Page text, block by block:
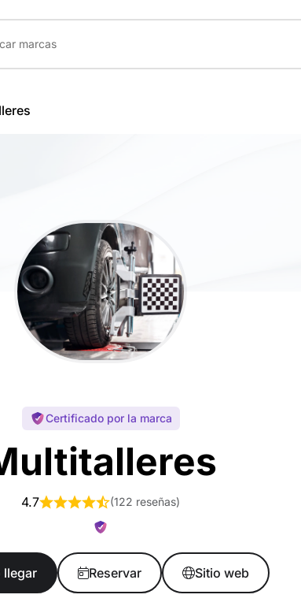
Certificado por la marca
4.7 (122 reseñas)
llegar Reservar Sitio web